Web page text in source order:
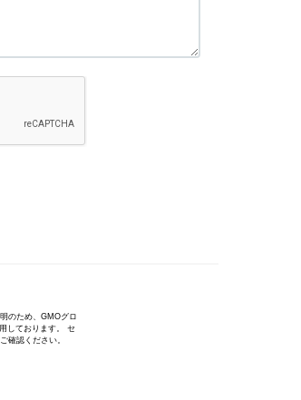
のため、GMOグロ
しております。 セ
確認ください。